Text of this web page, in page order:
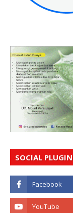
SOCIAL PLUGIN